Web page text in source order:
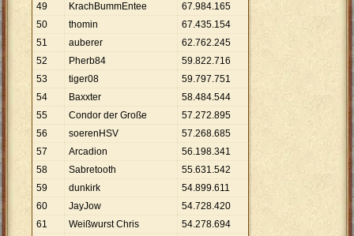
49
KrachBummEntee 67.984.165
50
thomin 67.435.154
51
auberer 62.762.245
52
Pherb84 59.822.716
53
tiger08 59.797.751
54
Baxxter 58.484.544
55
Condor der Große 57.272.895
56
soerenHSV 57.268.685
57
Arcadion 56.198.341
58
Sabretooth 55.631.542
59
dunkirk 54.899.611
60
JayJow 54.728.420
61
Weißwurst Chris 54.278.694